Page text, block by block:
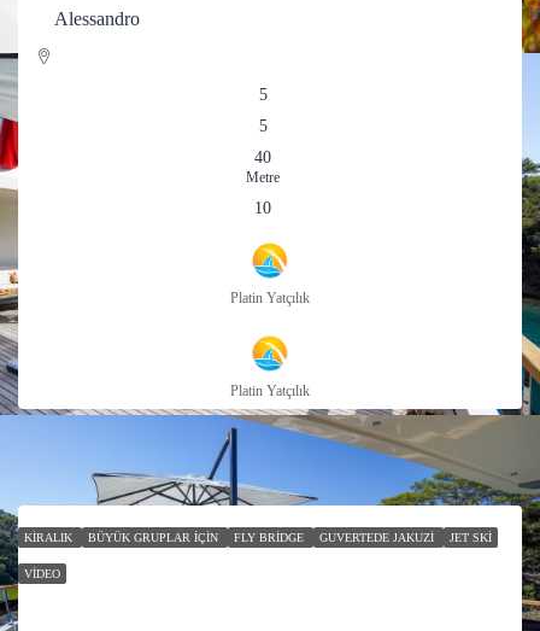
Alessandro
5
5
40
Metre
10
Platin Yatçılık
Platin Yatçılık
KIRALIK BÜYÜK GRUPLAR İÇIN FLY BRIDGE GUVERTEDE JAKUZI JET SKI
VIDEO